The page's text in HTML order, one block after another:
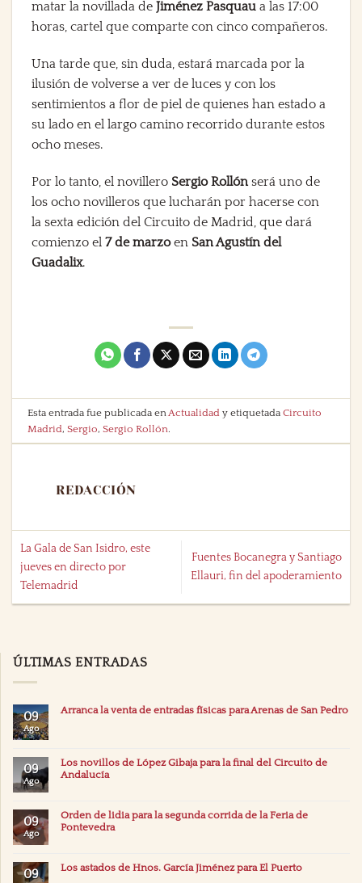
matar la novillada de Jiménez Pasquau a las 17:00
horas, cartel que comparte con cinco compañeros.
Una tarde que, sin duda, estará marcada por la
ilusión de volverse a ver de luces y con los
sentimientos a flor de piel de quienes han estado a
su lado en el largo camino recorrido durante estos
ocho meses.
Por lo tanto, el novillero Sergio Rollón será uno de
los ocho novilleros que lucharán por hacerse con
la sexta edición del Circuito de Madrid, que dará
comienzo el 7 de marzoen San Agustín del
Guadalix.
Esta entrada fue publicada en Actualidad y etiquetadaCircuito
Madrid,Sergio,Sergio Rollón
REDACCIÓN
La Gala de San Isidro, este
jueves en directo por
Telemadrid
Fuentes Bocanegra y Santiago
Ellauri, fin del apoderamiento
ÚLTIMAS ENTRADAS
09
Ago
Arranca la venta de entradas físicas para Arenas de San Pedro
09
Ago
Los novillos de López Gibaja para la final del Circuito de
Andalucía
09
Ago
Orden de lidia para la segunda corrida de la Feria de
Pontevedra
09 Los astados de Hnos. García Jiménez para El Puerto